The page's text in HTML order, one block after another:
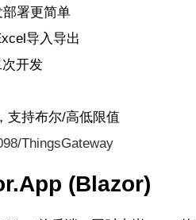
署更简单
导入导出
开发
支持布尔/高低限值
ThingsGateway
(Blazor)